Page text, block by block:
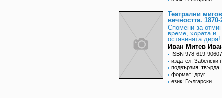
Театрални
вечността. 1870-
Спомени за
време, хората и
оставената диря!
Иван Митев
ISBN 978-619-
издател: Забелски
подвързия: твърда
формат: друг
език: Български